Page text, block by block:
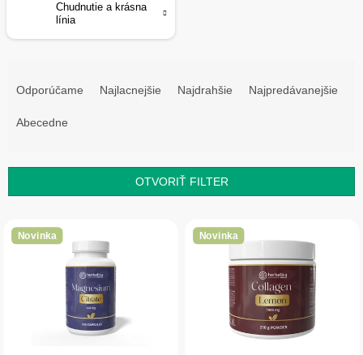
Chudnutie a krásna
línia
p
o
d
Odporúčame Najlacnejšie Najdrahšie Najpredávanejšie
Abecedne
OTVORIŤ FILTER
ý Novinka Novinka